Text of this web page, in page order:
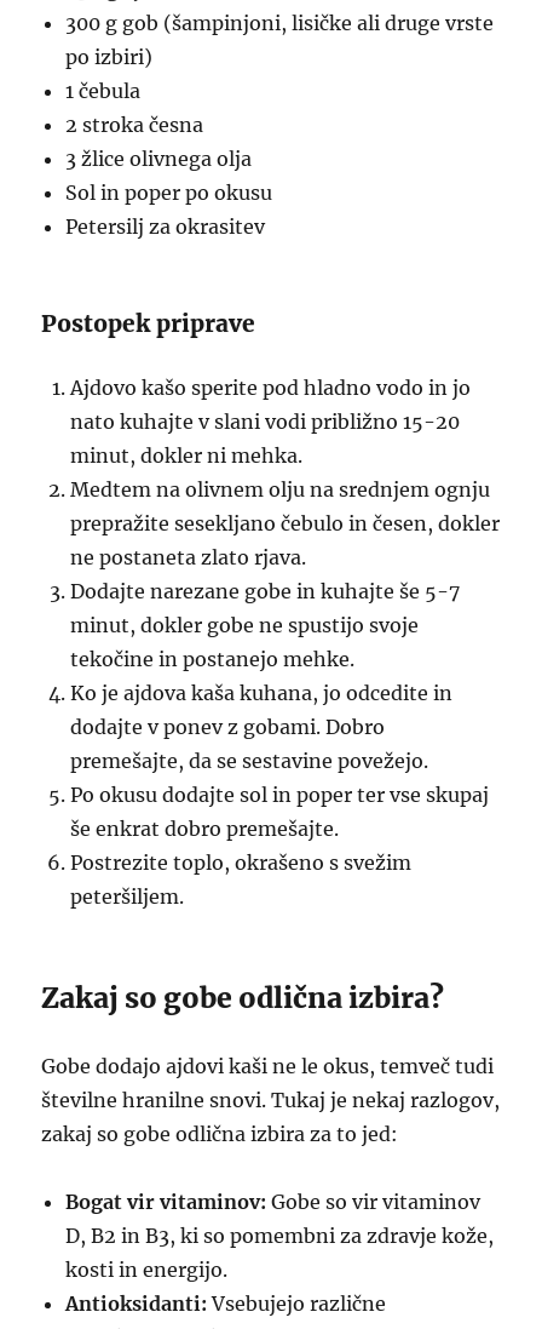
300 g gob (šampinjoni, lisičke ali druge vrste
po izbiri)
1 čebula
2 stroka česna
3 žlice olivnega olja
Sol in poper po okusu
Petersilj za okrasitev
Postopek priprave
Ajdovo kašo sperite pod hladno vodo in jo
nato kuhajte v slani vodi približno 15-20
minut, dokler ni mehka.
Medtem na olivnem olju na srednjem ognju
prepražite sesekljano čebulo in česen, dokler
ne postaneta zlato rjava.
Dodajte narezane gobe in kuhajte še 5-7
minut, dokler gobe ne spustijo svoje
tekočine in postanejo mehke.
Ko je ajdova kaša kuhana, jo odcedite in
dodajte v ponev z gobami. Dobro
premešajte, da se sestavine povežejo.
Po okusu dodajte sol in poper ter vse skupaj
še enkrat dobro premešajte.
Postrezite toplo, okrašeno s svežim
peteršiljem.
Zakaj so gobe odlična izbira?
Gobe dodajo ajdovi kaši ne le okus, temveč tudi
številne hranilne snovi. Tukaj je nekaj razlogov,
zakaj so gobe odlična izbira za to jed:
Bogat vir vitaminov: Gobe so vir vitaminov
D, B2 in B3, ki so pomembni za zdravje kože,
kosti in energijo.
Antioksidanti: Vsebujejo različne